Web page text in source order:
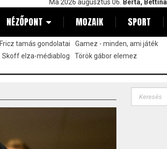
Ma 2026 augusztus 06. Berta, Bettina
NÉZŐPONT MOZAIK SPORT
Fricz tamás gondolatai
Gamez - minden, ami játék
Skoff elza-médiablog
Török gábor elemez